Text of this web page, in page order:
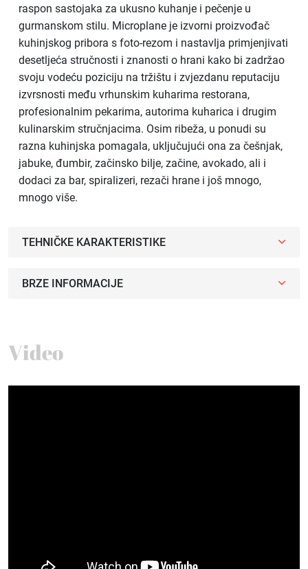
raspon sastojaka za ukusno kuhanje i pečenje u
gurmanskom stilu. Microplane je izvorni proizvođač
kuhinjskog pribora s foto-rezom i nastavlja primjenjivati
desetljeća stručnosti i znanosti o hrani kako bi zadržao
svoju vodeću poziciju na tržištu i zvjezdanu reputaciju
izvrsnosti među vrhunskim kuharima restorana,
profesionalnim pekarima, autorima kuharica i drugim
kulinarskim stručnjacima. Osim ribeža, u ponudi su
razna kuhinjska pomagala, uključujući ona za češnjak,
jabuke, đumbir, začinsko bilje, začine, avokado, ali i
dodaci za bar, spiralizeri, rezači hrane i još mnogo,
mnogo više.
TEHNIČKE KARAKTERISTIKE
BRZE INFORMACIJE
Video